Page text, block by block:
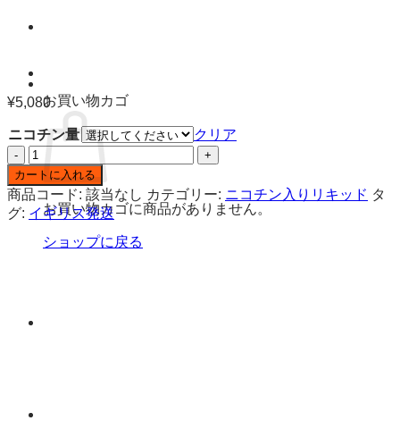
お買い物カゴ
お買い物カゴに商品がありません。
ショップに戻る
¥5,080
ニコチン量
クリア
BARISTA
BREW
CO
ソ
ル
カートに入れる
商品コード: 該当なし カテゴリー: ニコチン入りリキッド タ
グ: イギリス発送